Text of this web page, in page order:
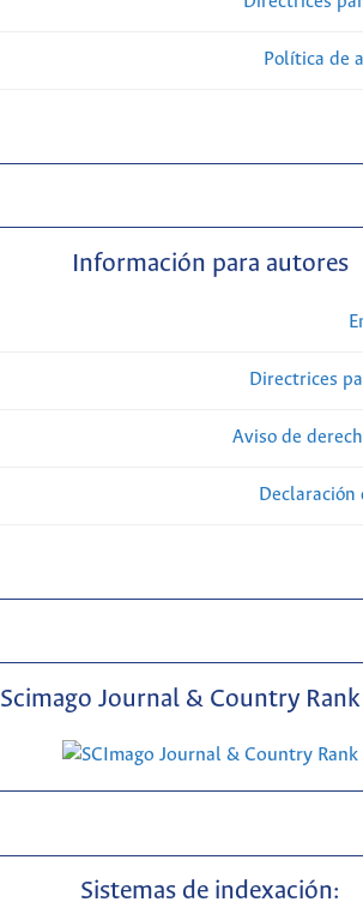
Política de
Información para autores
Directrices
Aviso de
Scimago Journal & Country Rank
Sistemas de indexación: